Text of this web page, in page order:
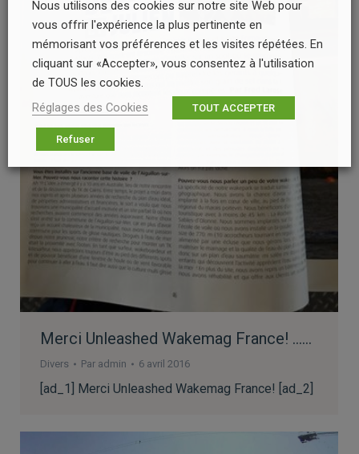
Merci Unleashed Wakemag France! ……
Divers Par admin 6 avril 2016
[ad_1] Merci Unleashed Wakemag France! [ad_2]
Nous utilisons des cookies sur notre site Web pour
vous offrir l'expérience la plus pertinente en
mémorisant vos préférences et les visites répétées. En
cliquant sur «Accepter», vous consentez à l'utilisation
de TOUS les cookies.
Réglages des Cookies
TOUT ACCEPTER
Refuser